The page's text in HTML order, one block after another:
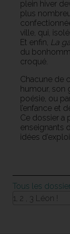
plein hiver
plus
ville, qui,
Et enfin, La
du
croqué.
Chacune de
humour, son
poésie, ou
l’enfance et
Ce dossier a
enseignants
idées
Tous les
1, 2 , 3 Léon !